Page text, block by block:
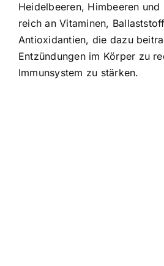
Heidelbeeren, Himbeeren und
reich an Vitaminen,
Antioxidantien, die dazu
Entzündungen im Körper zu
Immunsystem zu stärken.